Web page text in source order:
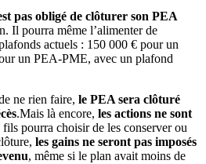
pas obligé de clôturer son PEA
Il pourra même l’alimenter de
actuels : 150 000 € pour un
un PEA-PME, avec un plafond
ne rien faire, le PEA sera clôturé
.Mais là encore, les actions ne sont
fils pourra choisir de les conserver ou
les gains ne seront pas imposés
, même si le plan avait moins de